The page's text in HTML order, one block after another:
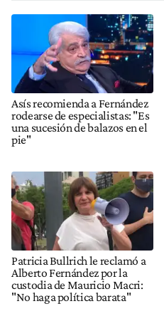
Asís recomienda a Fernández
rodearse de especialistas: "Es
una sucesión de balazos en el
pie"
Patricia Bullrich le reclamó a
Alberto Fernández por la
custodia de Mauricio Macri:
"No haga política barata"